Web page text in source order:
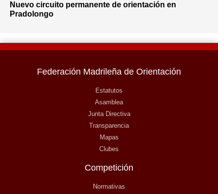
Nuevo circuito permanente de orientación en
Pradolongo
Federación Madrileña de Orientación
Estatutos
Asamblea
Junta Directiva
Transparencia
Mapas
Clubes
Competición
Normativas